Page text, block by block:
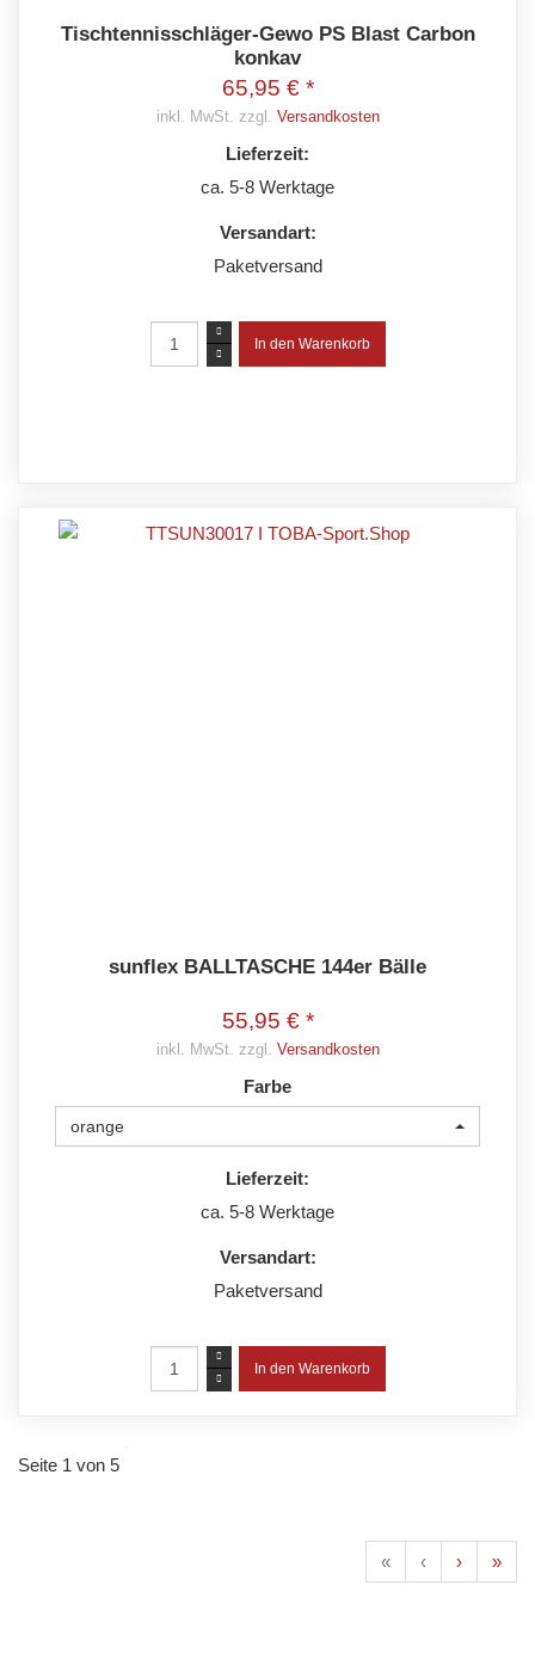
Tischtennisschläger-Gewo PS Blast Carbon
konkav
65,95 € *
inkl. MwSt. zzgl. Versandkosten
Lieferzeit:
ca. 5-8 Werktage
Versandart:
Paketversand
sunflex BALLTASCHE 144er Bälle
55,95 € *
inkl. MwSt. zzgl. Versandkosten
Farbe
orange
Lieferzeit:
ca. 5-8 Werktage
Versandart:
Paketversand
Seite 1 von 5
« ‹ › »